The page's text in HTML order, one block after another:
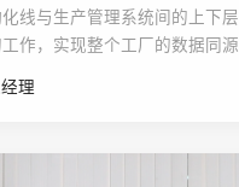
线与生产管理系统间的上下
作，实现整个工厂的数据同
理